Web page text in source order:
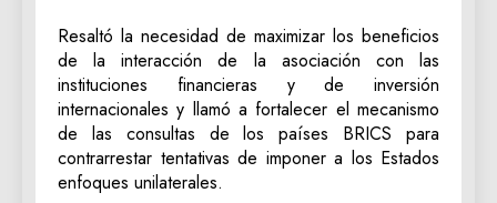
Resaltó la necesidad de maximizar los beneficios
de la interacción de la asociación con las
instituciones financieras y de inversión
internacionales y llamó a fortalecer el mecanismo
de las consultas de los países BRICS para
contrarrestar tentativas de imponer a los Estados
enfoques unilaterales.